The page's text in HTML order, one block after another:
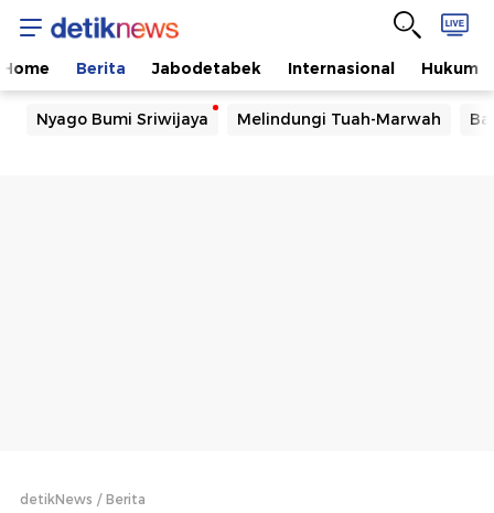
Home Berita Jabodetabek Internasional Hukum
Nyago Bumi Sriwijaya Melindungi Tuah-Marwah
detikNews Berita